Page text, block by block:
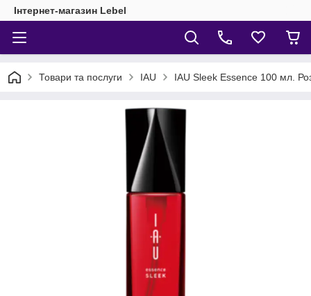
Інтернет-магазин Lebel
Товари та послуги IAU IAU Sleek Essence 100 мл.